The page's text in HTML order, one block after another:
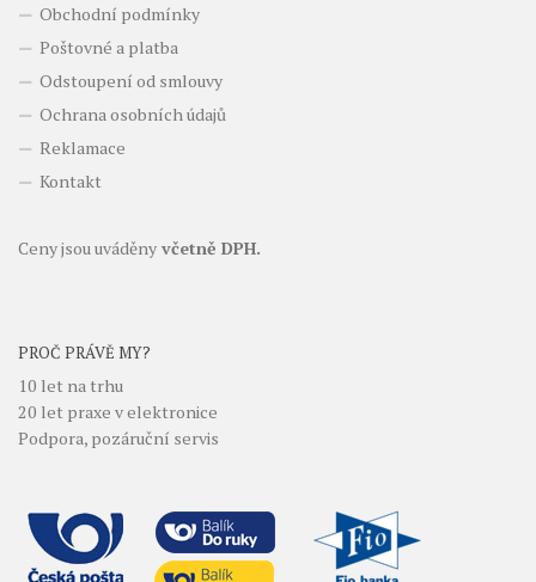
Obchodní podmínky
Poštovné a platba
Odstoupení od smlouvy
Ochrana osobních údajů
Reklamace
Kontakt
Ceny jsou uváděny včetně DPH.
PROČ PRÁVĚ MY?
10 let na trhu
20 let praxe v elektronice
Podpora, pozáruční servis